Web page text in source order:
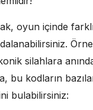
oyun içinde
silahlara
bu kodların
bulabilirsiniz: